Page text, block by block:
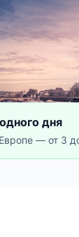
дня
— от 3